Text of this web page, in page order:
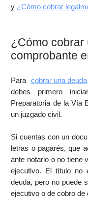
y ¿Cómo cobrar
¿Cómo cobrar
comprobante
Paracobrar una deuda
debes primero
Preparatoria de la Vía
un juzgado civil.
Si cuentas con un
letras o pagarés, que
ante notario o no tiene
ejecutivo. El título no
deuda, pero no puede
ejecutivo o de cobro de